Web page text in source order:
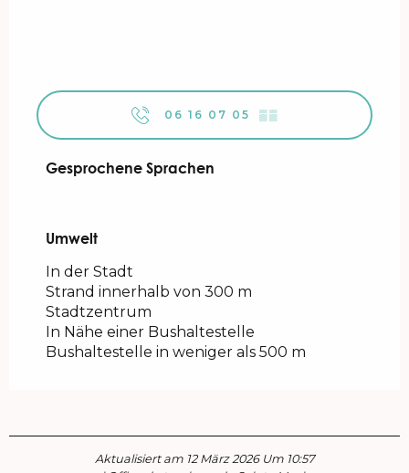
06 16 07 05 ▒▒
Gesprochene Sprachen
Gesprochene Sprachen
Umwelt
Umwelt
In der Stadt
Strand innerhalb von 300 m
Stadtzentrum
In Nähe einer Bushaltestelle
Bushaltestelle in weniger als 500 m
Aktualisiert am 12 März 2026 Um 10:57